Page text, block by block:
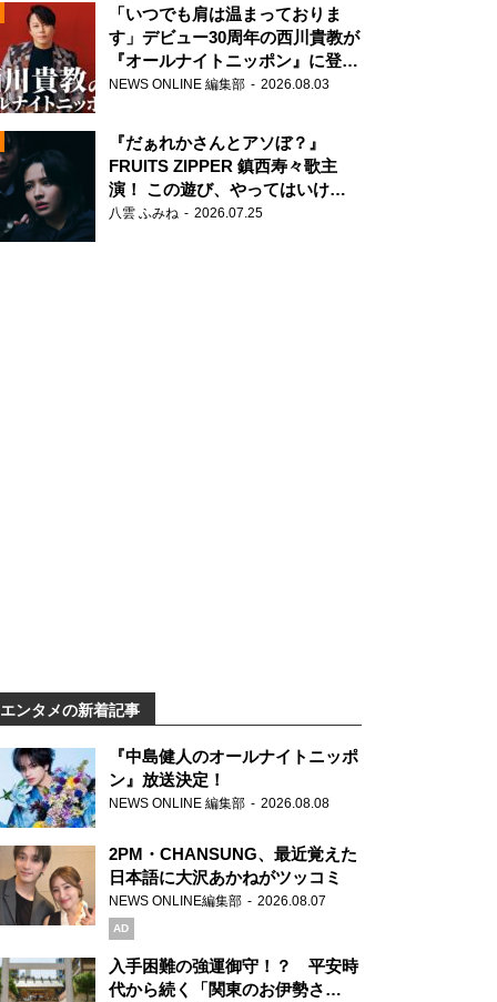
「いつでも肩は温まっておりま
す」デビュー30周年の西川貴教が
『オールナイトニッポン』に登
場！
NEWS ONLINE 編集部 2026.08.03
『だぁれかさんとアソぼ？』
FRUITS ZIPPER 鎮西寿々歌主
演！ この遊び、やってはいけま
せん。
八雲 ふみね 2026.07.25
エンタメの新着記事
『中島健人のオールナイトニッポ
ン』放送決定！
NEWS ONLINE 編集部 2026.08.08
2PM・CHANSUNG、最近覚えた
日本語に大沢あかねがツッコミ
NEWS ONLINE編集部 2026.08.07
AD
入手困難の強運御守！？ 平安時
代から続く「関東のお伊勢さ